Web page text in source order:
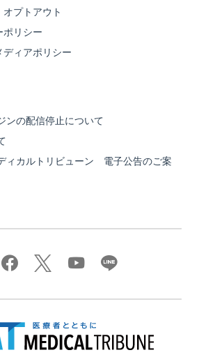
プトアウト
ポリシー
ディアポリシー
ンの配信停止について
ィカルトリビューン 電子公告のご案